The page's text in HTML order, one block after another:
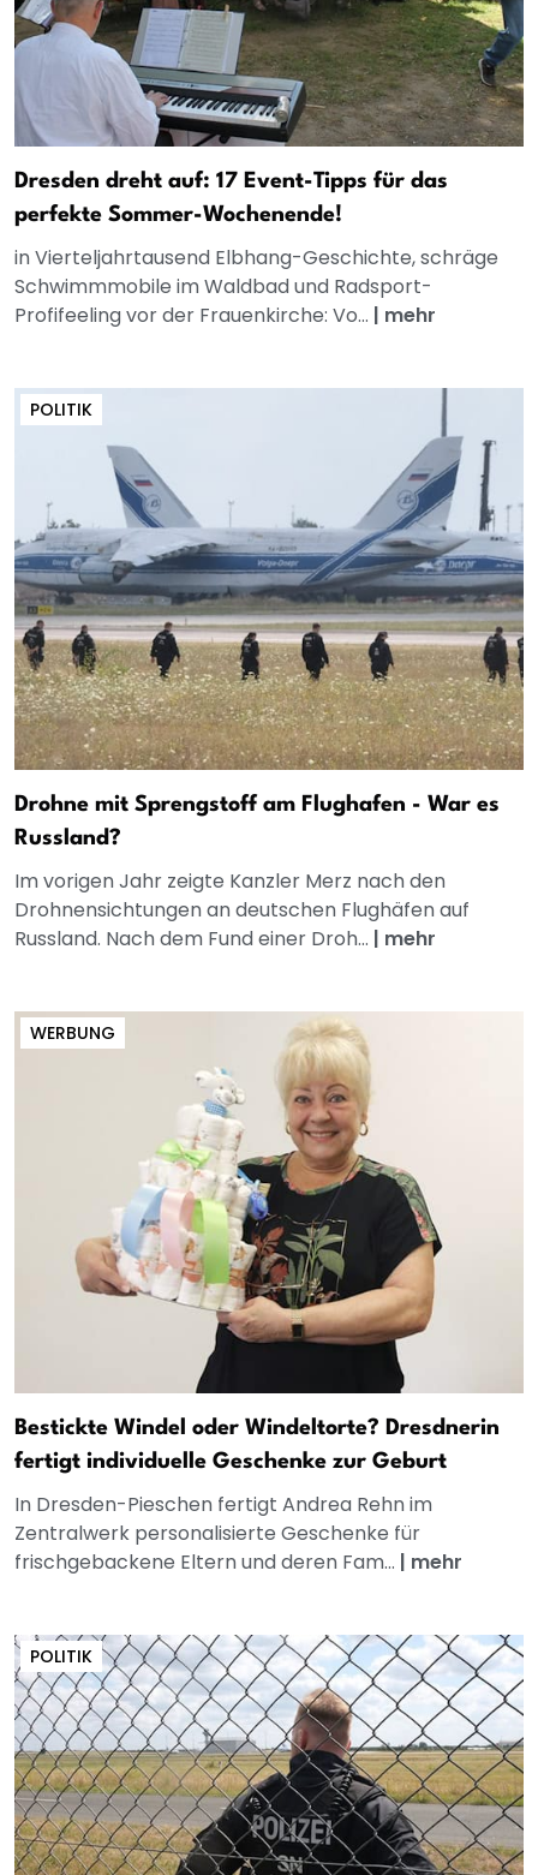
Dresden dreht auf: 17 Event-Tipps für das
perfekte Sommer-Wochenende!
in Vierteljahrtausend Elbhang-Geschichte, schräge
Schwimmmobile im Waldbad und Radsport-
Profifeeling vor der Frauenkirche: Vo... | mehr
POLITIK
Drohne mit Sprengstoff am Flughafen - War es
Russland?
Im vorigen Jahr zeigte Kanzler Merz nach den
Drohnensichtungen an deutschen Flughäfen auf
Russland. Nach dem Fund einer Droh... | mehr
WERBUNG
Bestickte Windel oder Windeltorte? Dresdnerin
fertigt individuelle Geschenke zur Geburt
In Dresden-Pieschen fertigt Andrea Rehn im
Zentralwerk personalisierte Geschenke für
frischgebackene Eltern und deren Fam... | mehr
POLITIK